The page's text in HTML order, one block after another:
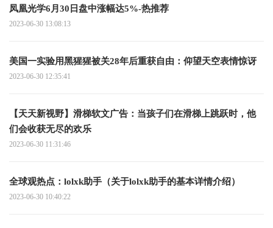
凤凰光学6月30日盘中涨幅达5%-热推荐
2023-06-30 13:08:13
美国一实验用黑猩猩被关28年后重获自由：仰望天空表情惊讶
2023-06-30 12:35:41
【天天新视野】滑梯软文广告：当孩子们在滑梯上跳跃时，他
们会收获无尽的欢乐
2023-06-30 11:31:46
全球观热点：lolxk助手（关于lolxk助手的基本详情介绍）
2023-06-30 10:40:22